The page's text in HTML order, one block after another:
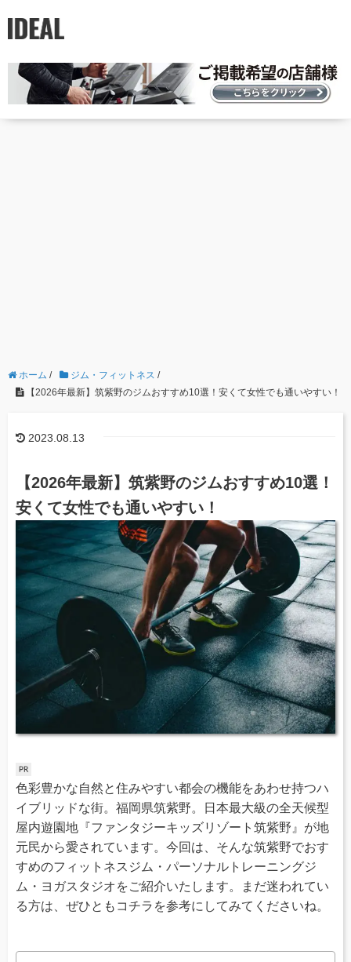
ホーム / ジム・フィットネス /
【2026年最新】筑紫野のジムおすすめ10選！安くて女性でも通いやすい！
2023.08.13
【2026年最新】筑紫野のジムおすすめ10選！
安くて女性でも通いやすい！
色彩豊かな自然と住みやすい都会の機能をあわせ持つハ
イブリッドな街。福岡県筑紫野。日本最大級の全天候型
屋内遊園地『ファンタジーキッズリゾート筑紫野』が地
元民から愛されています。今回は、そんな筑紫野でおす
すめのフィットネスジム・パーソナルトレーニングジ
ム・ヨガスタジオをご紹介いたします。まだ迷われてい
る方は、ぜひともコチラを参考にしてみてくださいね。